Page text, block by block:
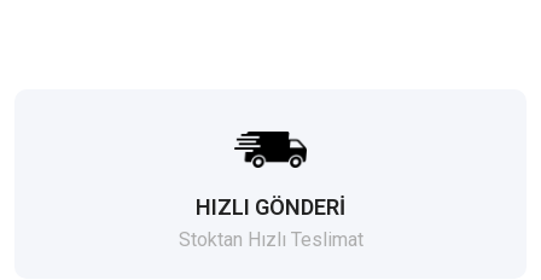
HIZLI GÖNDERİ
Stoktan Hızlı Teslimat